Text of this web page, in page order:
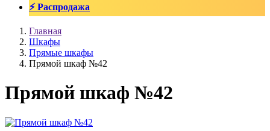
⚡ Распродажа
Главная
Шкафы
Прямые шкафы
Прямой шкаф №42
Прямой шкаф №42